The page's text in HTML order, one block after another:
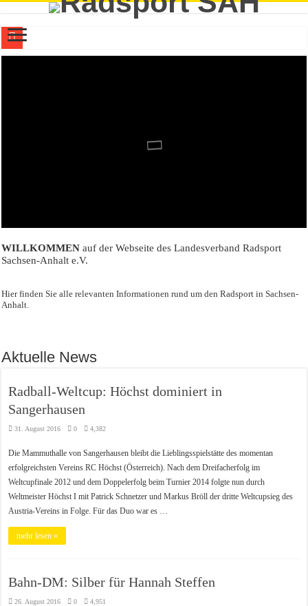
Rennrad: Einmal Silber und zweimal Bronze bei Straßen-DM
WILLKOMMEN auf der Webseite des Landesverband Radsport
Sachsen-Anhalt e.V.
Hier finden Sie alle relevanten Informationen rund um den Radsport in Sachsen-
Anhalt.
Aktuelle News
Radball-Weltcup: Höchst dominiert in
Sangerhausen
31. August 2016 0 4,382
Die Mammuthalle von Sangerhausen bleibt die Lieblingsspielstätte des momentan
erfolgreichsten Vereins RC Höchst (Österreich). Nach dem Dreifacherfolg im
Weltcupfinale 2012 und dem Doppelerfolg beim Turnier 2014 folgte nun durch
Weltmeister Höchst I mit Patrick Schnetzer und Markus Bröll der dritte Weltcupsieg des
Austria-Vereins in Folge. Für das Duo war es …
mehr lesen »
Bahn-DM: Silber für Hannah Steffen
26. August 2016 0 4,951